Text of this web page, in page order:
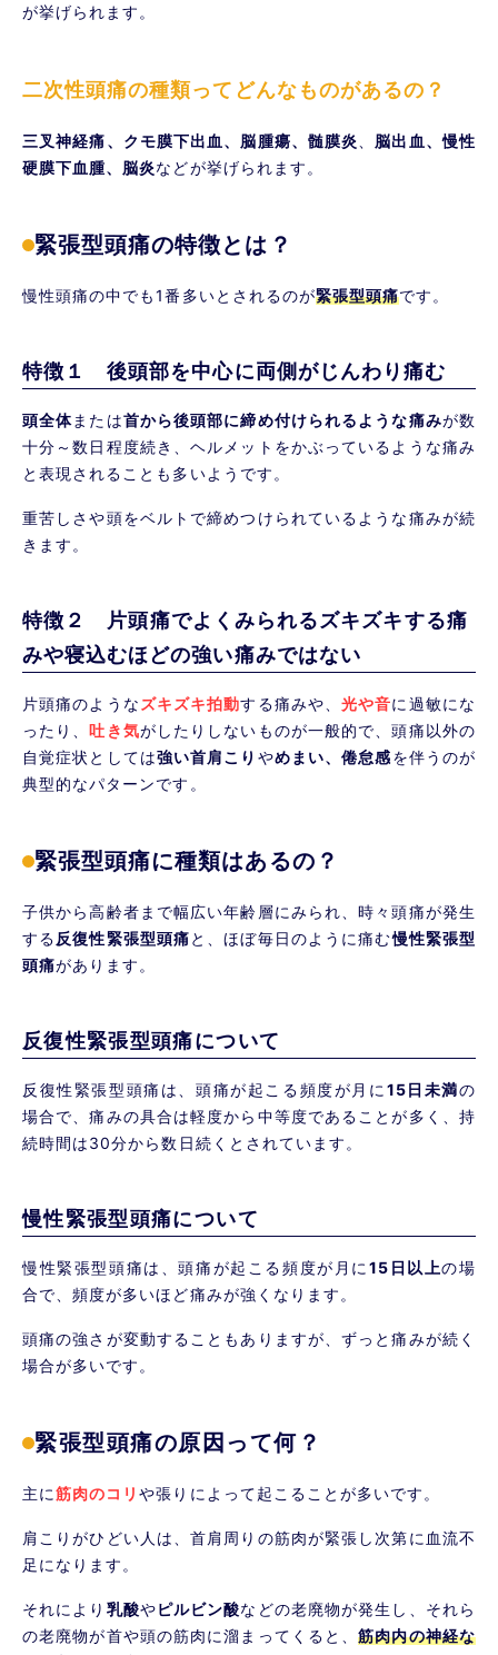
が挙げられます。
二次性頭痛の種類ってどんなものがあるの？
三叉神経痛、クモ膜下出血、脳腫瘍、髄膜炎
脳出血、慢性
硬膜下血腫、脳炎などが挙げられます。
緊張型頭痛の特徴とは？
慢性頭痛の中でも1番多いとされるのが緊張型頭痛です。
特徴１ 後頭部を中心に両側がじんわり痛む
頭全体または首から後頭部に締め付けられるような痛みが数
十分～数日程度続き、ヘルメットをかぶっているような痛み
と表現されることも多いようです。
重苦しさや頭をベルトで締めつけられているような痛みが続
きます。
特徴２ 片頭痛でよくみられるズキズキする痛
みや寝込むほどの強い痛みではない
片頭痛のような ズキズキ拍動する痛みや、光や音に過敏にな
ったり、吐き気がしたりしないものが一般的で、頭痛以外の
自覚症状としては強い首肩こり やめまい、倦怠感を伴うのが
典型的なパターンです。
緊張型頭痛に種類はあるの？
子供から高齢者まで幅広い年齢層にみられ、時々頭痛が発生
する 反復性緊張型頭痛と、ほぼ毎日のように痛む慢性緊張型
頭痛があります。
反復性緊張型頭痛について
反復性緊張型頭痛は、頭痛が起こる頻度が月に 15日未満の
場合で、痛みの具合は軽度から中等度であることが多く、持
続時間は30分から数日続くとされています。
慢性緊張型頭痛について
慢性緊張型頭痛は、頭痛が起こる頻度が月に 15日以上の場
合で、頻度が多いほど痛みが強くなります。
頭痛の強さが変動することもありますが、ずっと痛みが続く
場合が多いです。
緊張型頭痛の原因って何？
主に筋肉のコリや張りによって起こることが多いです。
肩こりがひどい人は、首肩周りの筋肉が緊張し次第に血流不
足になります。
それにより 乳酸やピルビン酸などの老廃物が発生し、それら
の老廃物が首や頭の筋肉に溜まってくると、筋肉内の神経な